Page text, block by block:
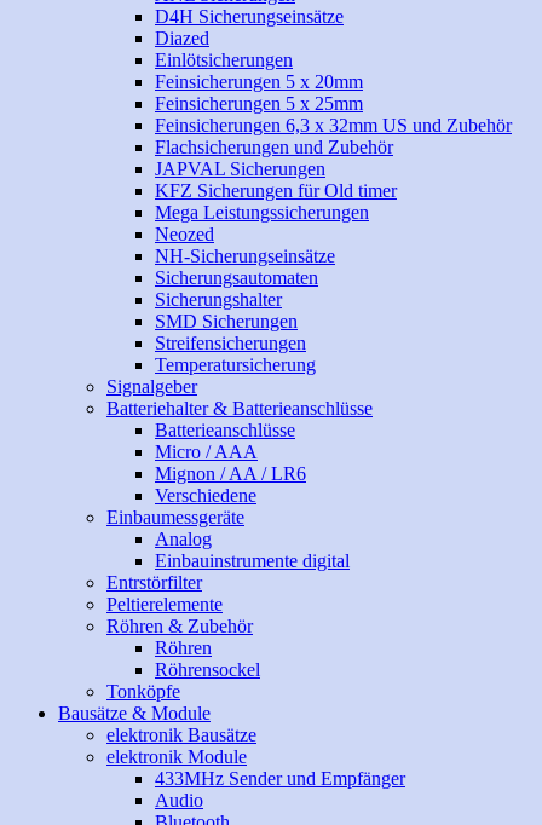
D4H Sicherungseinsätze
Diazed
Einlötsicherungen
Feinsicherungen 5 x 20mm
Feinsicherungen 5 x 25mm
Feinsicherungen 6,3 x 32mm US und Zubehör
Flachsicherungen und Zubehör
JAPVAL Sicherungen
KFZ Sicherungen für Old timer
Mega Leistungssicherungen
Neozed
NH-Sicherungseinsätze
Sicherungsautomaten
Sicherungshalter
SMD Sicherungen
Streifensicherungen
Temperatursicherung
Signalgeber
Batteriehalter & Batterieanschlüsse
Batterieanschlüsse
Micro / AAA
Mignon / AA / LR6
Verschiedene
Einbaumessgeräte
Analog
Einbauinstrumente digital
Entrstörfilter
Peltierelemente
Röhren & Zubehör
Röhren
Röhrensockel
Tonköpfe
Bausätze & Module
elektronik Bausätze
elektronik Module
433MHz Sender und Empfänger
Audio